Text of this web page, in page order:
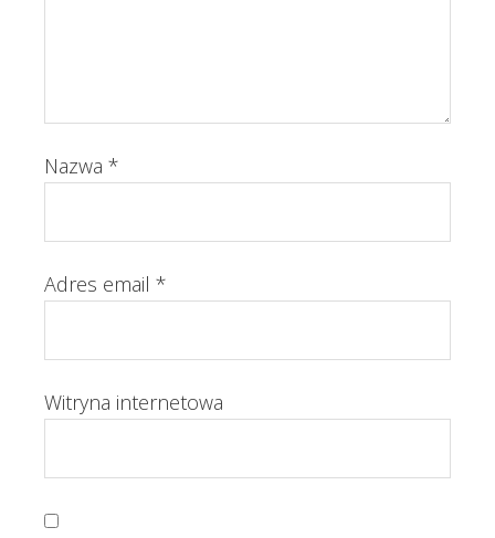
Nazwa *
Adres email *
Witryna internetowa